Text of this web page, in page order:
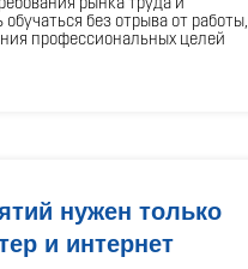
рынка труда и
без отрыва от работы,
профессиональных целей
нужен только
и интернет